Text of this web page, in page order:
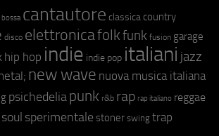
bossa cantautore classica country
disco elettronicafolkfunk fusion garage
hip hop indie indie pop italiani jazz
new wave nuova musica italiana
psichedeliapunk r&b rap rap italiano reggae
soul sperimentale stoner swing trap